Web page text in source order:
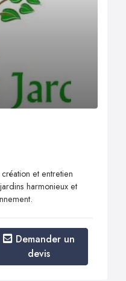
et entretien
harmonieux et
Demander un
devis